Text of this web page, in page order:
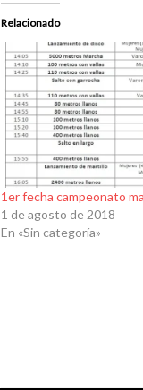
Relacionado
1er fecha campeonato
1 de agosto de 2018
En «Sin categoría»